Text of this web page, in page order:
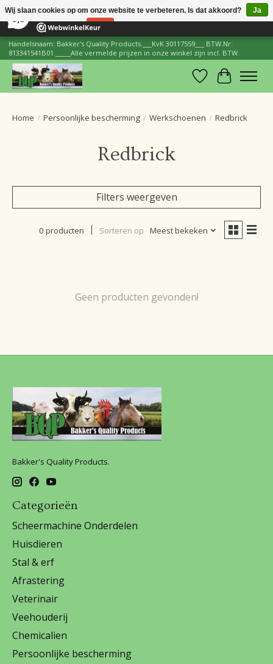
206 Reviews ×
Handelsnaam: Bakker's Quality Products.___KvK 30117559___ BTW.Nr:
813341541B01._____Alle vermelde prijzen in onze winkel zijn incl. BTW.
Verlanglijst
Home / Persoonlijke bescherming / Werkschoenen / Redbrick
Redbrick
Filters weergeven
0 producten Sorteren op Meest bekeken
Geen producten gevonden!
Bakker's Quality Products.
Categorieën
Scheermachine Onderdelen
Huisdieren
Stal & erf
Afrastering
Veterinair
Veehouderij
Chemicalien
Persoonlijke bescherming
Wij slaan cookies op om onze website te verbeteren. Is dat akkoord?
Ja
Nee